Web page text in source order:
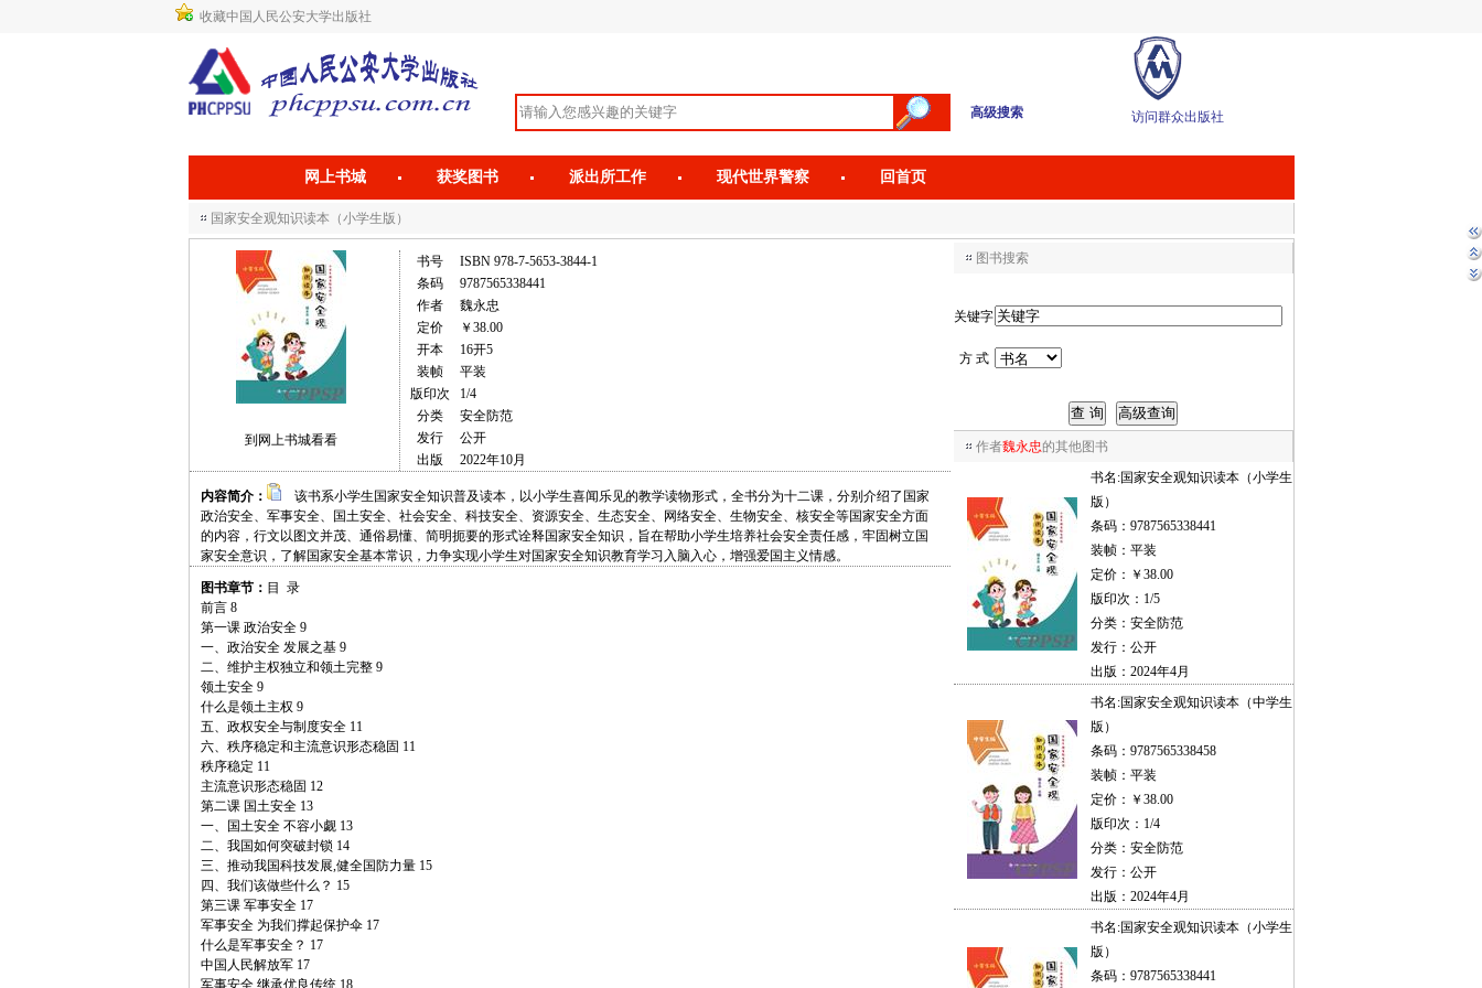
收藏中国人民公安大学出版社
高级搜索 访问群众出版社
网上书城 获奖图书 派出所工作 现代世界警察 回首页
国家安全观知识读本（小学生版）
到网上书城看看
书号
ISBN 978-7-5653-3844-1
条码
9787565338441
作者
魏永忠
定价
￥38.00
开本
16开5
装帧
平装
版印次
1/4
分类
安全防范
发行
公开
出版
2022年10月
内容简介：
该书系小学生国家安全知识普及读本，以小学生喜闻乐见的教学读物形式，全书分为十二课，分别介绍了国家
政治安全、军事安全、国土安全、社会安全、科技安全、资源安全、生态安全、网络安全、生物安全、核安全等国家安全方面
的内容，行文以图文并茂、通俗易懂、简明扼要的形式诠释国家安全知识，旨在帮助小学生培养社会安全责任感，牢固树立国
家安全意识，了解国家安全基本常识，力争实现小学生对国家安全知识教育学习入脑入心，增强爱国主义情感。
图书章节： 目 录
前言 8
第一课 政治安全 9
一、政治安全 发展之基 9
二、维护主权独立和领土完整 9
领土安全 9
什么是领土主权 9
五、政权安全与制度安全 11
六、秩序稳定和主流意识形态稳固 11
秩序稳定 11
主流意识形态稳固 12
第二课 国土安全 13
一、国土安全 不容小觑 13
二、我国如何突破封锁 14
三、推动我国科技发展,健全国防力量 15
四、我们该做些什么？ 15
第三课 军事安全 17
军事安全 为我们撑起保护伞 17
什么是军事安全？ 17
中国人民解放军 17
军事安全 继承优良传统 18
图书搜索
关键字
方 式
作者魏永忠的其他图书
书名:国家安全观知识读本（小学生
版）
条码：9787565338441
装帧：平装
定价：￥38.00
版印次：1/5
分类：安全防范
发行：公开
出版：2024年4月
书名:国家安全观知识读本（中学生
版）
条码：9787565338458
装帧：平装
定价：￥38.00
版印次：1/4
分类：安全防范
发行：公开
出版：2024年4月
书名:国家安全观知识读本（小学生
版）
条码：9787565338441